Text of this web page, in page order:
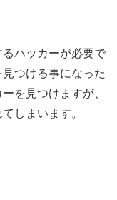
ハッカーが必要で
つける事になった
を見つけますが、
しまいます。